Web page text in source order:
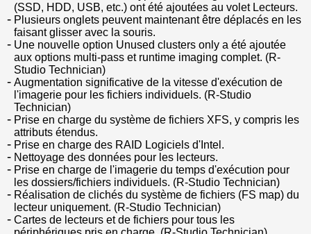
(SSD, HDD, USB, etc.) ont été ajoutées au volet Lecteurs.
Plusieurs onglets peuvent maintenant être déplacés en les
faisant glisser avec la souris.
Une nouvelle option Unused clusters only a été ajoutée
aux options multi-pass et runtime imaging complet. (R-
Studio Technician)
Augmentation significative de la vitesse d'exécution de
l'imagerie pour les fichiers individuels. (R-Studio
Technician)
Prise en charge du système de fichiers XFS, y compris les
attributs étendus.
Prise en charge des RAID Logiciels d'Intel.
Nettoyage des données pour les lecteurs.
Prise en charge de l'imagerie du temps d'exécution pour
les dossiers/fichiers individuels. (R-Studio Technician)
Réalisation de clichés du système de fichiers (FS map) du
lecteur uniquement. (R-Studio Technician)
Cartes de lecteurs et de fichiers pour tous les